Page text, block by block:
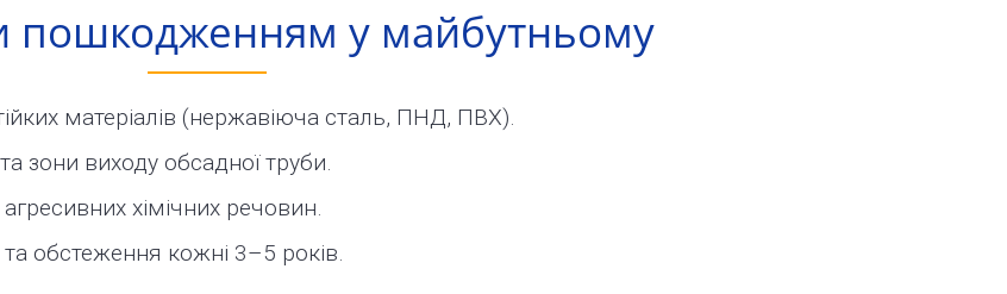
пошкодженням у майбутньому
матеріалів (нержавіюча сталь, ПНД, ПВХ).
зони виходу обсадної труби.
хімічних речовин.
обстеження кожні 3–5 років.